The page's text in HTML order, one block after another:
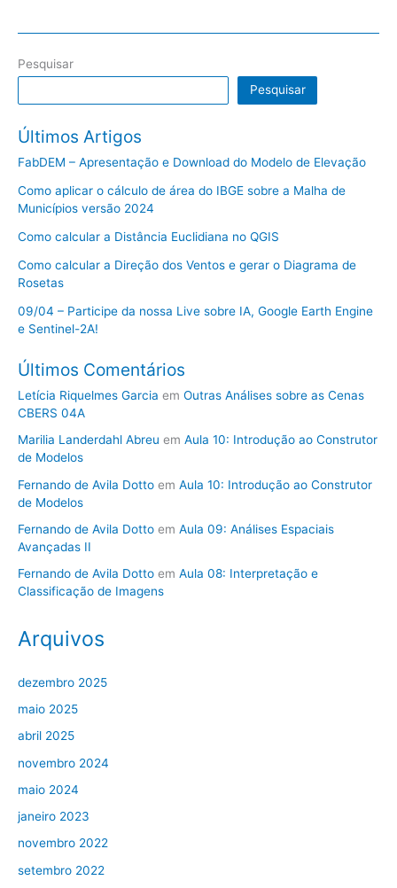
Pesquisar
Pesquisar
Últimos Artigos
FabDEM – Apresentação e Download do Modelo de Elevação
Como aplicar o cálculo de área do IBGE sobre a Malha de
Municípios versão 2024
Como calcular a Distância Euclidiana no QGIS
Como calcular a Direção dos Ventos e gerar o Diagrama de
Rosetas
09/04 – Participe da nossa Live sobre IA, Google Earth Engine
e Sentinel-2A!
Últimos Comentários
Letícia Riquelmes Garcia em Outras Análises sobre as Cenas
CBERS 04A
Marilia Landerdahl Abreu em Aula 10: Introdução ao Construtor
de Modelos
Fernando de Avila Dotto em Aula 10: Introdução ao Construtor
de Modelos
Fernando de Avila Dotto em Aula 09: Análises Espaciais
Avançadas II
Fernando de Avila Dotto em Aula 08: Interpretação e
Classificação de Imagens
Arquivos
dezembro 2025
maio 2025
abril 2025
novembro 2024
maio 2024
janeiro 2023
novembro 2022
setembro 2022